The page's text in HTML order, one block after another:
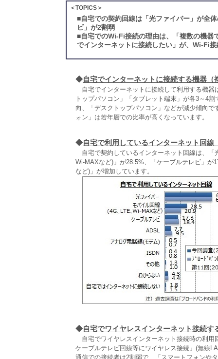
＜TOPICS＞
■自宅での契約回線は「光ファイバー」が全
ビ」が2割弱
■自宅でのWi-Fi接続の理由は、「複数の機器
でインターネットに接続したい」が、Wi-Fi
◆自宅でインターネットに接続する機器（
自宅でインターネットに接続して利用する機器
トップパソコン」「タブレット端末」が各3～4
向、「デスクトップパソコン」などが減少傾向
ォン」は若年層での比率が高くなっています。
◆自宅で利用しているインターネット回線
自宅で契約しているインターネット回線は、「
Wi‐MAXなど)」が28.5%、「ケーブルテレビ」が
など)」が増加しています。
◆自宅でワイヤレスインターネット接続
自宅でワイヤレスインターネット接続時の利用
ケーブルテレビ回線等にワイヤレス接続」(無線
通信での接続者は2割弱で、「スマートフォンや